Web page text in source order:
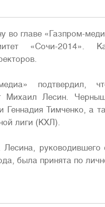
во главе «Газпром-
«Сочи-2014».
Михаил Лесин.
Тимченко, а
лиги (КХЛ).
Лесина,
была принята по